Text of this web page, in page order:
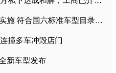
“国六排放标准”7月1号正式实施 符合国六标准车型目录一览
撞多车冲毁店门
新车型发布